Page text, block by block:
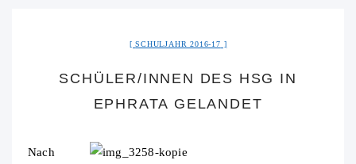
SCHULJAHR 2016-17
SCHÜLER/INNEN DES HSG IN
EPHRATA GELANDET
Nach